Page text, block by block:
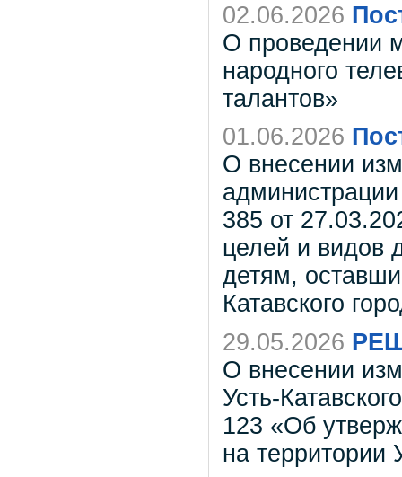
02.06.2026
О проведении
народного
талантов»
01.06.2026
О внесении
администрации
385 от
целей и видов
детям,
Катавского
29.05.2026
О внесении
Усть-
123 «Об
на территории